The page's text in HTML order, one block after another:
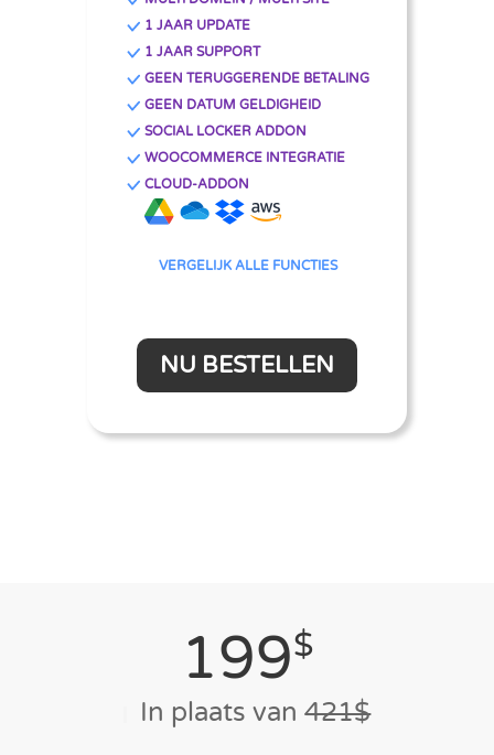
1 JAAR UPDATE
1 JAAR SUPPORT
GEEN TERUGGERENDE BETALING
GEEN DATUM GELDIGHEID
SOCIAL LOCKER ADDON
WOOCOMMERCE INTEGRATIE
CLOUD-ADDON
VERGELIJK ALLE FUNCTIES
NU BESTELLEN
199$
In plaats van421$